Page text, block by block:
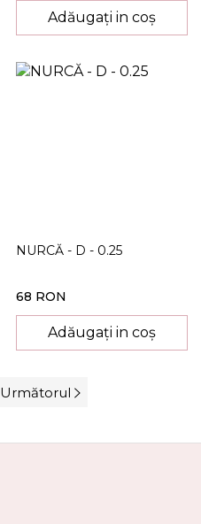
Adăugați in coș
NURCĂ - D - 0.25
68 RON
Adăugați in coș
Următorul